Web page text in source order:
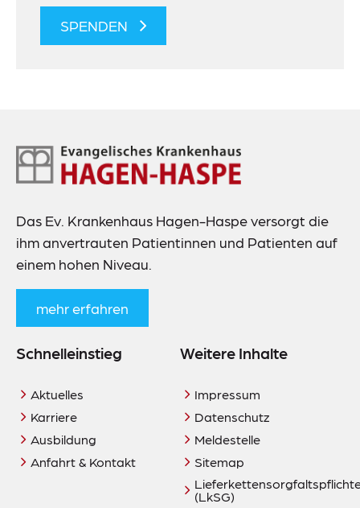
SPENDEN
Footer-
Navigation
Das Ev. Krankenhaus Hagen-Haspe versorgt die
ihm anvertrauten Patientinnen und Patienten auf
einem hohen Niveau.
mehr erfahren
Schnelleinstieg
Aktuelles
Karriere
Ausbildung
Anfahrt & Kontakt
Weitere Inhalte
Impressum
Datenschutz
Meldestelle
Sitemap
(LkSG)